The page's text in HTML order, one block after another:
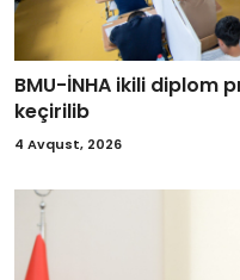
BMU-İNHA ikili diplom
keçirilib
4 Avqust, 2026